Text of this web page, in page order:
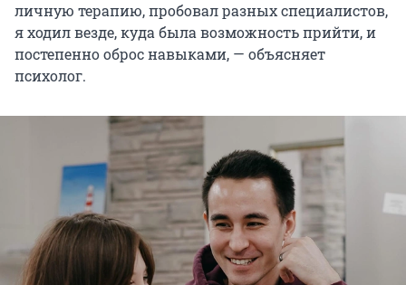
личную терапию, пробовал разных специалистов,
я ходил везде, куда была возможность прийти, и
постепенно оброс навыками, — объясняет
психолог.